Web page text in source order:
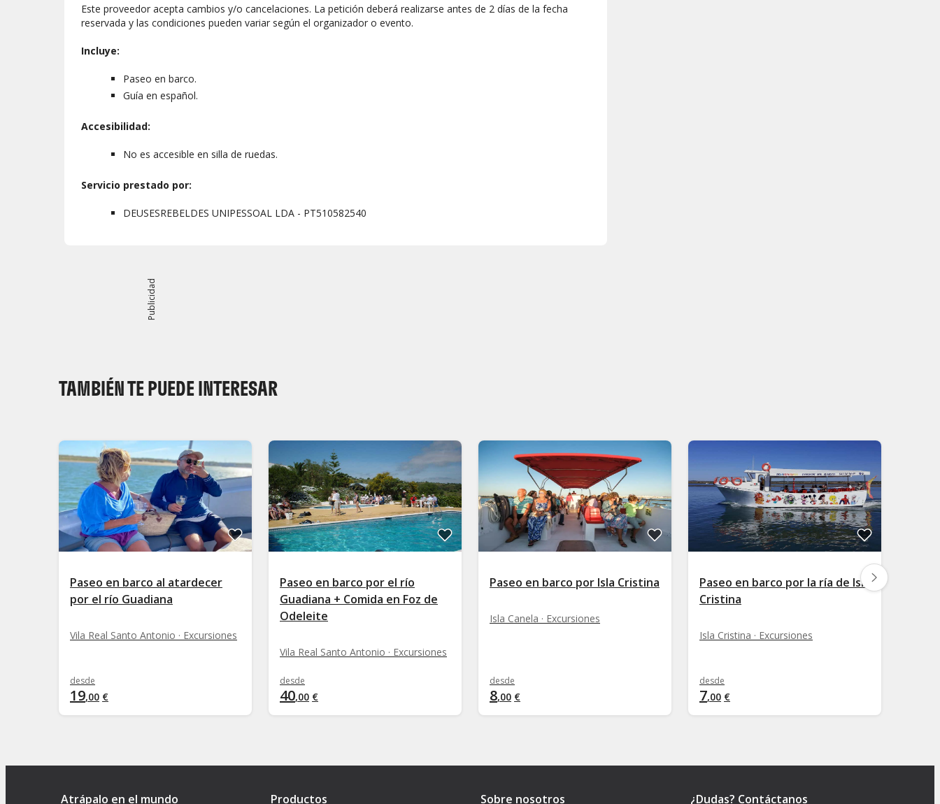
Este proveedor acepta cambios y/o cancelaciones. La petición deberá realizarse antes de 2 días de la fecha
reservada y las condiciones pueden variar según el organizador o evento.
Incluye:
Paseo en barco.
Guía en español.
Accesibilidad:
No es accesible en silla de ruedas.
Servicio prestado por:
DEUSESREBELDES UNIPESSOAL LDA - PT510582540
Publicidad
TAMBIÉN TE PUEDE INTERESAR
Paseo en barco al atardecer
por el río Guadiana
Vila Real Santo Antonio · Excursiones
desde
19,00 €
Paseo en barco por el río
Guadiana + Comida en Foz de
Odeleite
Vila Real Santo Antonio · Excursiones
desde
40,00 €
Paseo en barco por Isla Cristina
Isla Canela · Excursiones
desde
8,00 €
Paseo en barco por la ría de Isla
Cristina
Isla Cristina · Excursiones
desde
7,00 €
Atrápalo en el mundo Productos Sobre nosotros ¿Dudas? Contáctanos